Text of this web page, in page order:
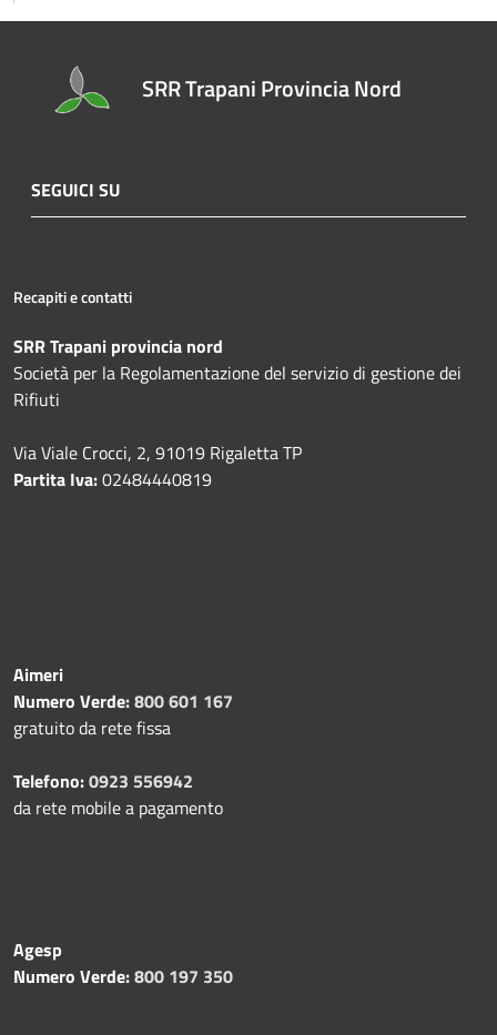
SRR Trapani Provincia Nord
SEGUICI SU
Recapiti e contatti
SRR Trapani provincia nord
Società per la Regolamentazione del servizio di gestione dei
Rifiuti
Via Viale Crocci, 2, 91019 Rigaletta TP
Partita Iva:02484440819
Aimeri
Numero Verde:800 601 167
gratuito da rete fissa
Telefono:0923 556942
da rete mobile a pagamento
Agesp
Numero Verde:800 197 350